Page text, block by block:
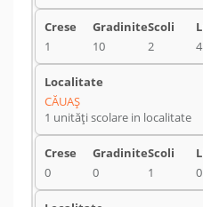
1 10 2 4
CĂUAŞ
1 unități scolare in localitate
0 0 1 0